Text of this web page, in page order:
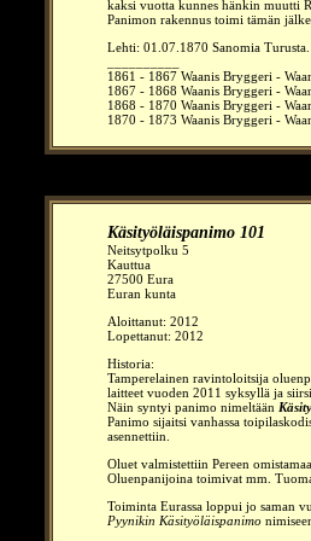
kaksi vuotta kunnes hänkin muutti
Panimon rakennus toimi tämän
Lehti: 01.07. 1870 Sanomia Turusta.
1861 - 1867 Waanis Bryggeri -
1867 - 1868 Waanis Bryggeri -
1868 - 1870 Waanis Bryggeri -
1870 - 1873 Waanis Bryggeri -
Käsityöläispanimo 101
Neitsytpolku 5
Kauttua
27500 Eura
Euran kunta
Aloittanut: 2012
Lopettanut: 2012
Historia:
Tamperelainen ravintoloitsija
laitteet vuoden 2011 syksyllä ja
Näin syntyi panimo nimeltään
Panimo sijaitsi vanhassa
asennettiin.
Oluet valmistettiin Pereen
Oluenpanijoina toimivat mm.
Toiminta Eurassa loppui jo saman
Pyynikin Käsityöläispanimo